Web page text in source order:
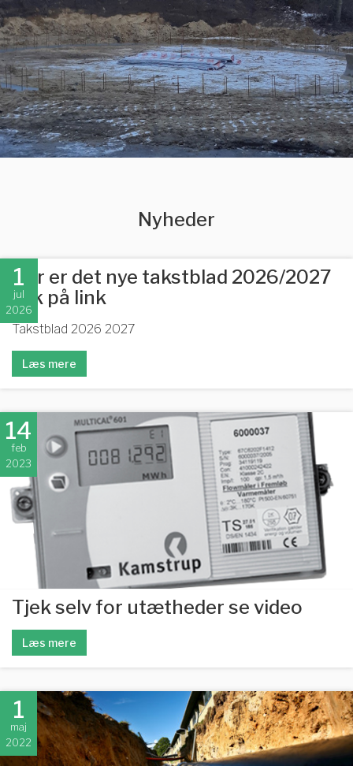
Nyheder
1
jul
2026
Her er det nye takstblad 2026/2027
klik på link
Takstblad 2026 2027
Læs mere
14
feb
2023
Tjek selv for utætheder se video
Læs mere
1
maj
2022